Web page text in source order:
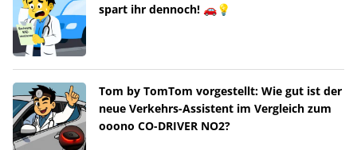
spart ihr dennoch! 🚗💡
Tom by TomTom vorgestellt: Wie gut ist der
neue Verkehrs-Assistent im Vergleich zum
ooono CO-DRIVER NO2?